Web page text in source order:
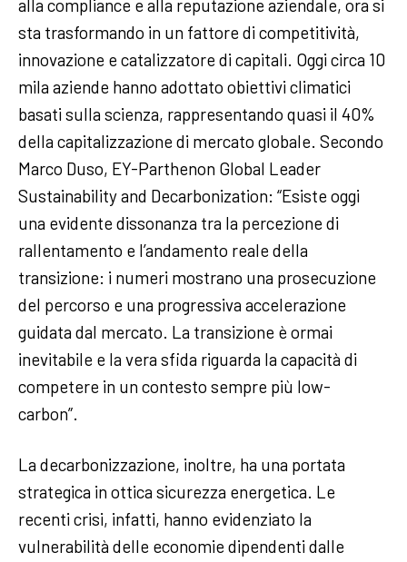
alla compliance e alla reputazione aziendale, ora si
sta trasformando in un fattore di competitività,
innovazione e catalizzatore di capitali. Oggi circa 10
mila aziende hanno adottato obiettivi climatici
basati sulla scienza, rappresentando quasi il 40%
della capitalizzazione di mercato globale. Secondo
Marco Duso, EY-Parthenon Global Leader
Sustainability and Decarbonization: “Esiste oggi
una evidente dissonanza tra la percezione di
rallentamento e l’andamento reale della
transizione: i numeri mostrano una prosecuzione
del percorso e una progressiva accelerazione
guidata dal mercato. La transizione è ormai
inevitabile e la vera sfida riguarda la capacità di
competere in un contesto sempre più low-
carbon”.
La decarbonizzazione, inoltre, ha una portata
strategica in ottica sicurezza energetica. Le
recenti crisi, infatti, hanno evidenziato la
vulnerabilità delle economie dipendenti dalle